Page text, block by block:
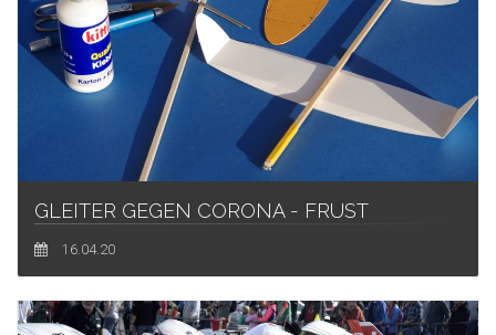
GLEITER GEGEN CORONA - FRUST
16.04.20